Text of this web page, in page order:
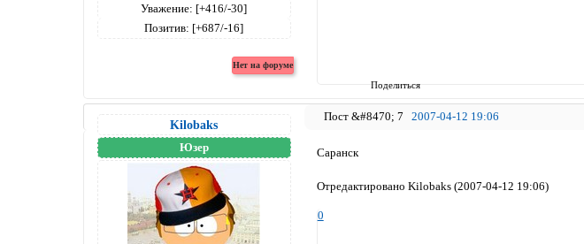
Поделиться
Уважение: [+416/-30]
Позитив: [+687/-16]
7 2007-04-12 19:06
Kilobaks
Юзер Саранск
Отредактировано Kilobaks (2007-04-12 19:06)
0